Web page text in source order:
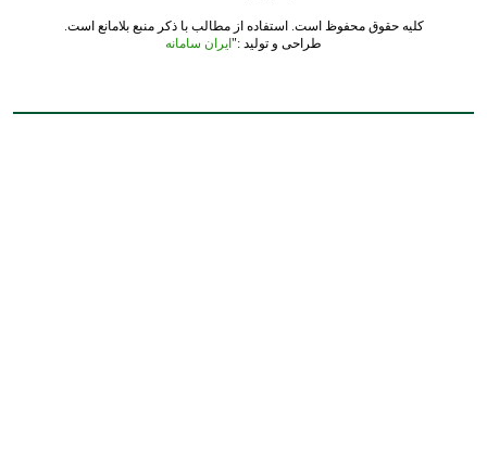
کلیه حقوق محفوظ است. استفاده از مطالب با ذکر منبع بلامانع است.
طراحی و تولید :"ایران سامانه